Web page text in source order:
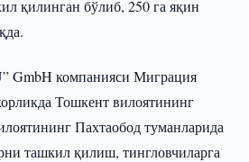
қилинган бўлиб, 250 га яқин
GmbH компанияси Миграция
Тошкент вилоятининг
Пахтаобод туманларида
ташкил қилиш, тингловчиларга